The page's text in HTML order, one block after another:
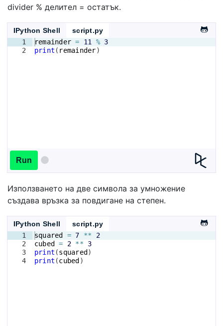
divider % делител = остатък.
IPython Shell
script.py
1
2
remainder = 11 % 3
print ( remainder)
Run
Използването на две символа за умножение
създава връзка за повдигане на степен.
IPython Shell
script.py
1
2
3
4
squared = 7 **
2
cubed
= 2 **
3
print (squared )
print (cubed )